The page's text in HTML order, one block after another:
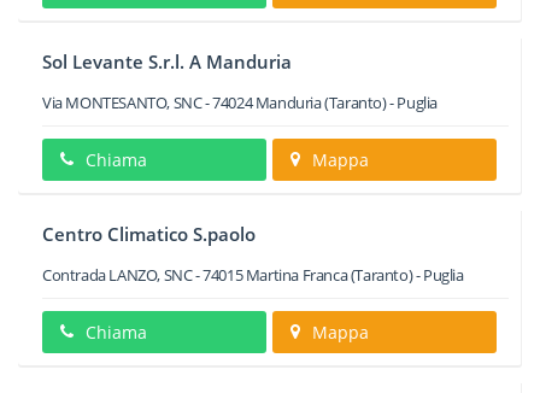
Sol Levante S.r.l. A Manduria
Via MONTESANTO, SNC-74024 Manduria(Taranto) -Puglia
Chiama Mappa
Centro Climatico S.paolo
Contrada LANZO, SNC-74015 Martina Franca(Taranto) -Puglia
Chiama Mappa